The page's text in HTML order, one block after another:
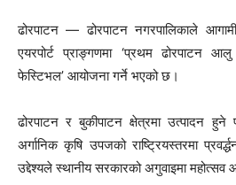
ढोरपाटन — ढोरपाटन नगरपालिकाले
एयरपोर्ट प्राङ्गणमा ‘प्रथम ढोरपाटन
फेस्टिभल’ आयोजना गर्ने भएको छ।
ढोरपाटन र बुकीपाटन क्षेत्रमा उत्पादन
अर्गानिक कृषि उपजको राष्ट्रियस्तरमा
उद्देश्यले स्थानीय सरकारको अगुवाइमा महोत्सव